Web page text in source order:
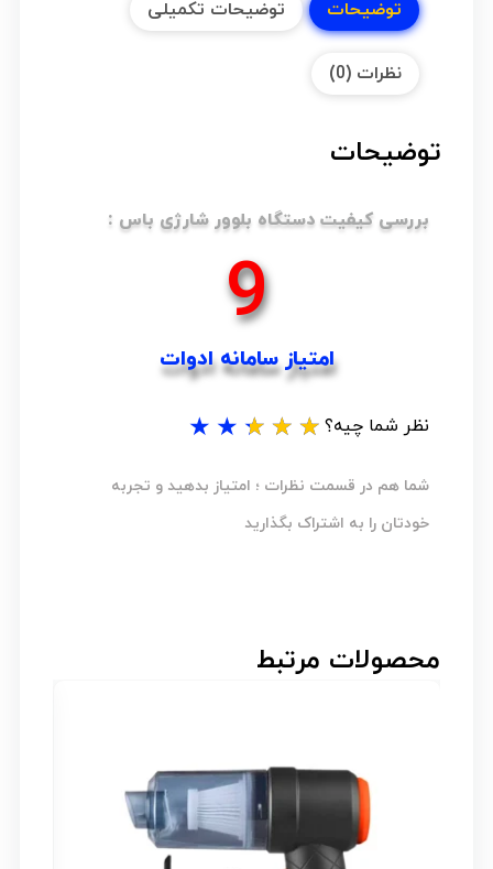
توضیحات توضیحات تکمیلی
نظرات (0)
توضیحات
بررسی کیفیت دستگاه بلوور شارژی باس :
امتیاز سامانه ادوات
13
نظر شما چیه؟ ★
★
★
★
★
شما هم در قسمت نظرات ؛ امتیاز بدهید و تجربه
خودتان را به اشتراک بگذارید
محصولات مرتبط